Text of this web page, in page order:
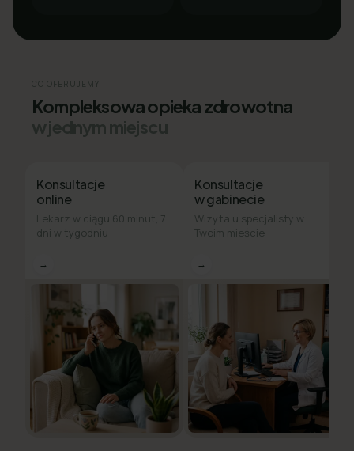
CO OFERUJEMY
Kompleksowa opieka zdrowotna
w jednym miejscu
Konsultacje
online
Lekarz w ciągu 60 minut, 7
dni w tygodniu
→
Konsultacje
w gabinecie
Wizyta u specjalisty w
Twoim mieście
→